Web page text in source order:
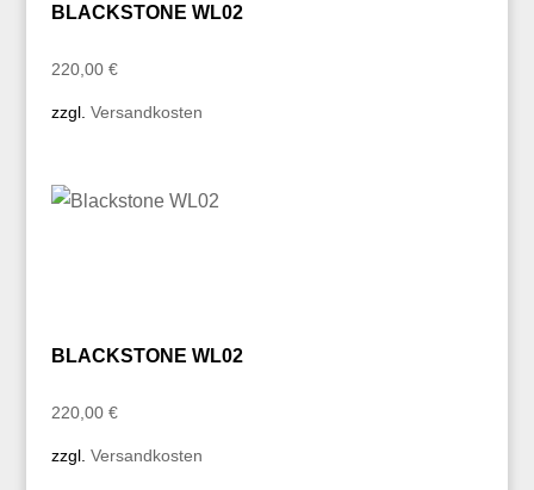
BLACKSTONE WL02
220,00 €
zzgl. Versandkosten
BLACKSTONE WL02
220,00 €
zzgl. Versandkosten